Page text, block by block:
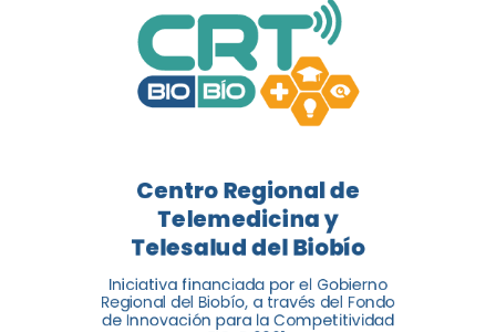
LOGROS
DE CRT
BIOBÍO
El Centro Regional de
Telemedicina y Telesalud del
Biobío presenta el balance de
tres años acercando la salud
Centro Regional de
Telemedicina y
Telesalud del Biobío
Iniciativa financiada por el Gobierno
Regional del Biobío, a través del Fondo
de Innovación para la Competitividad